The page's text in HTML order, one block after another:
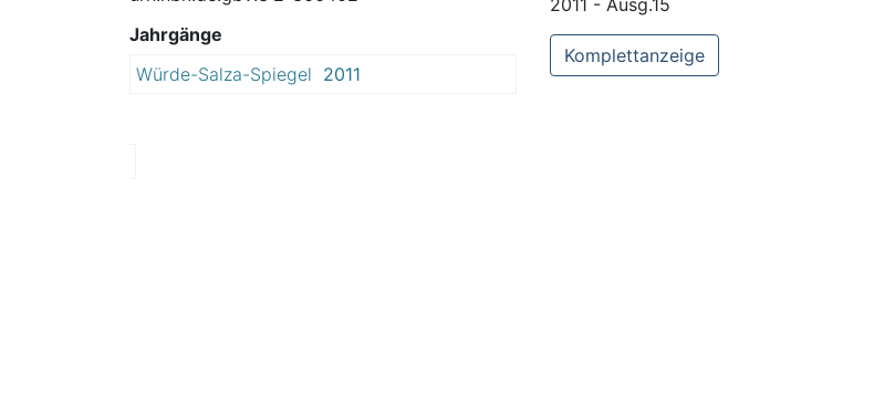
Jahrgänge
Würde-Salza-Spiegel 2011
Komplettanzeige